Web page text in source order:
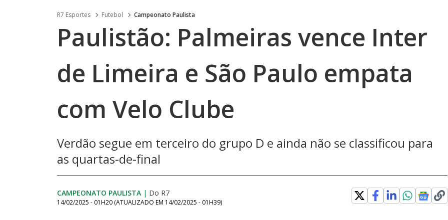
R7 Esportes Futebol Campeonato Paulista
Paulistão: Palmeiras vence Inter
de Limeira e São Paulo empata
com Velo Clube
Verdão segue em terceiro do grupo D e ainda não se classificou para
as quartas-de-final
CAMPEONATO PAULISTA | Do R7
14/02/2025 - 01H20 (ATUALIZADO EM 14/02/2025 - 01H39)